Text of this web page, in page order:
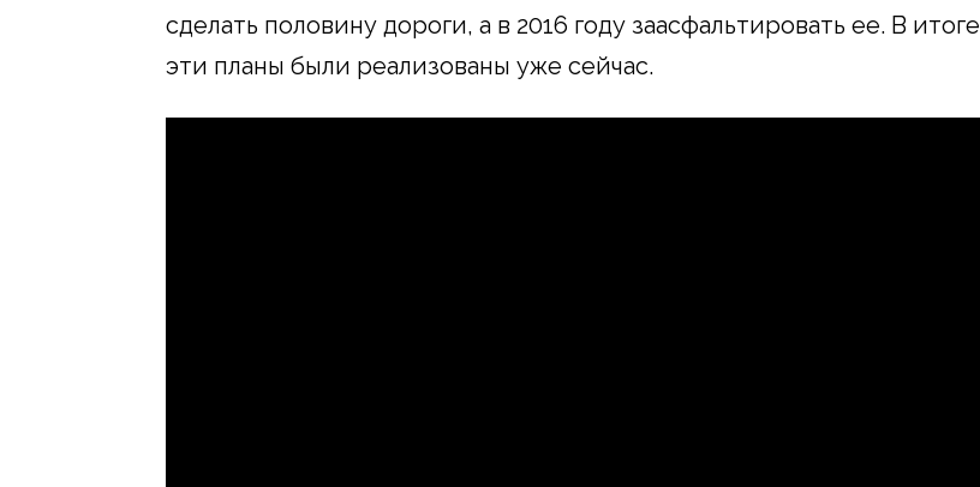
сделать половину дороги, а в 2016 году заасфальтировать ее. В итоге
эти планы были реализованы уже сейчас.